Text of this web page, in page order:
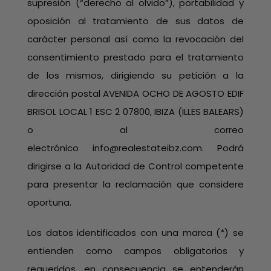
supresión (“derecho al olvido”), portabilidad y
oposición al tratamiento de sus datos de
carácter personal así como la revocación del
consentimiento prestado para el tratamiento
de los mismos, dirigiendo su petición a la
dirección postal AVENIDA OCHO DE AGOSTO EDIF
BRISOL LOCAL 1 ESC 2 07800, IBIZA (ILLES BALEARS)
o al correo
electrónico info@realestateibz.com. Podrá
dirigirse a la Autoridad de Control competente
para presentar la reclamación que considere
oportuna.
Los datos identificados con una marca (*) se
entienden como campos obligatorios y